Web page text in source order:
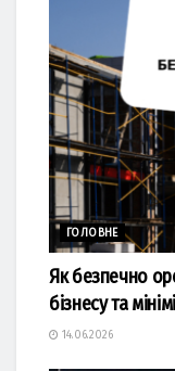
ГОЛОВНЕ
Як безпечно
бізнесу та
14.06.2026